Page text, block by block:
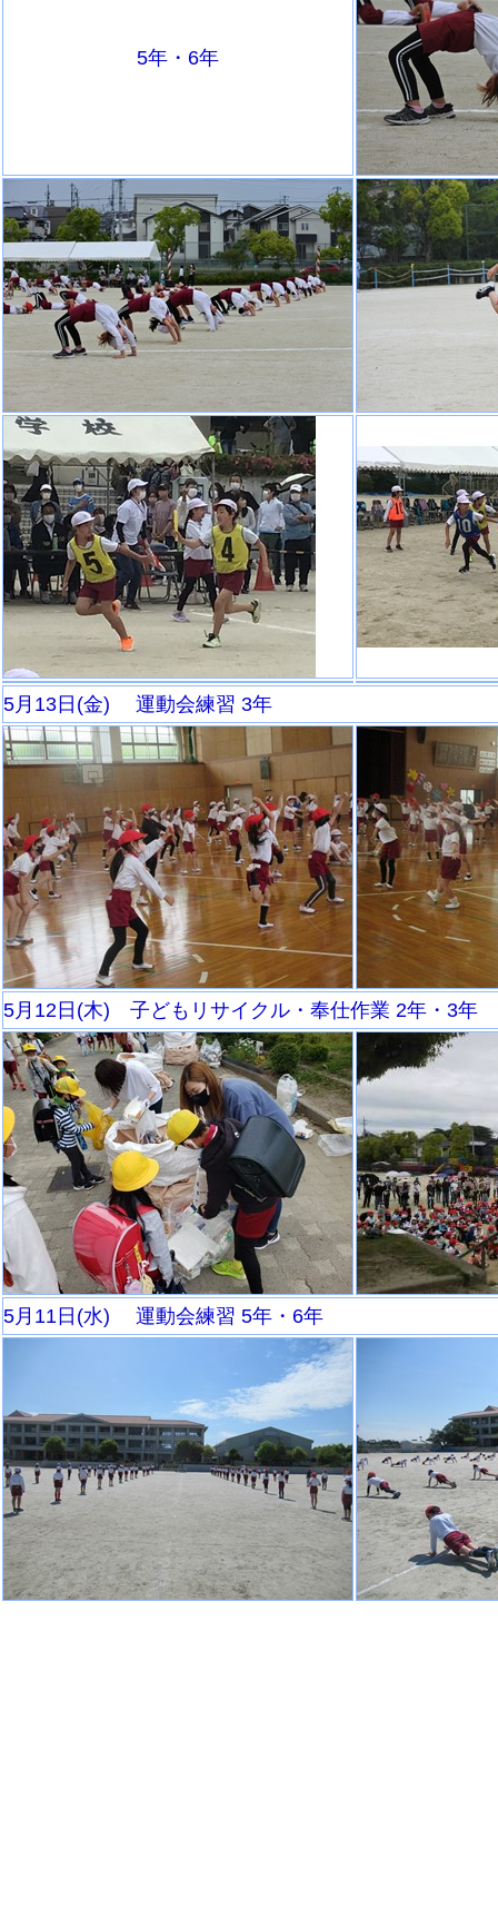
5年・6年
5月13日(金) 運動会練習 3年
5月12日(木) 子どもリサイクル・奉仕作業 2年・3年
5月11日(水) 運動会練習 5年・6年